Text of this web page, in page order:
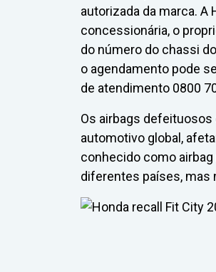
autorizada da marca. A
concessionária, o
do número do chassi
o agendamento pode
de atendimento 0800
Os airbags defeituosos
automotivo global,
conhecido como
diferentes países, mas